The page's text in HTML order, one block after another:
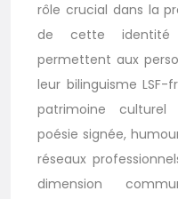
rôle crucial dans la
de cette identité
permettent aux
leur bilinguisme
patrimoine culturel
poésie signée,
réseaux
dimension